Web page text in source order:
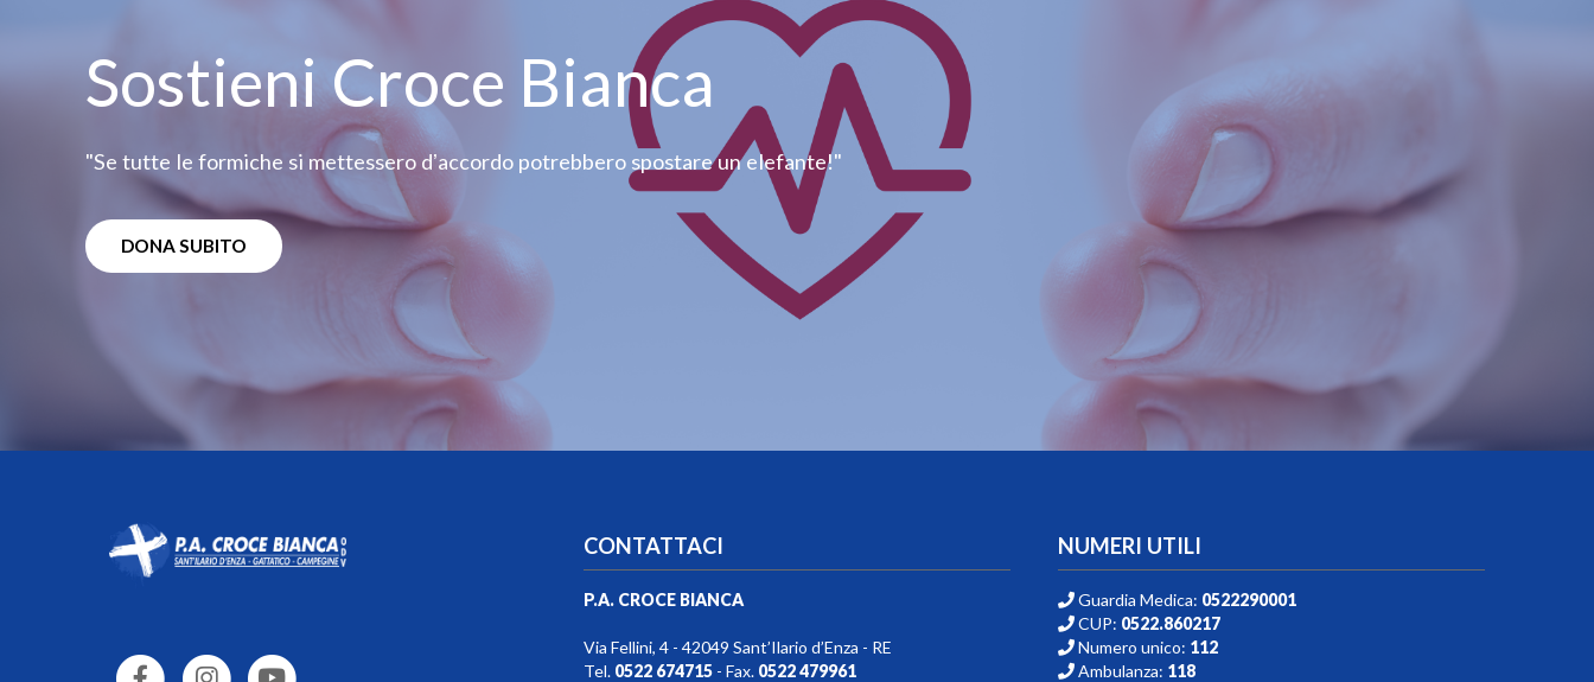
Sostieni Croce Bianca
"Se tutte le formiche si mettessero dʼaccordo potrebbero spostare un elefante!"
DONA SUBITO
CONTATTACI
P.A. CROCE BIANCA
Via Fellini, 4 - 42049 Sant’Ilario d’Enza - RE
Tel. 0522 674715- Fax. 0522 479961
NUMERI UTILI
Guardia Medica: 0522290001
CUP: 0522.860217
Numero unico: 112
Ambulanza: 118